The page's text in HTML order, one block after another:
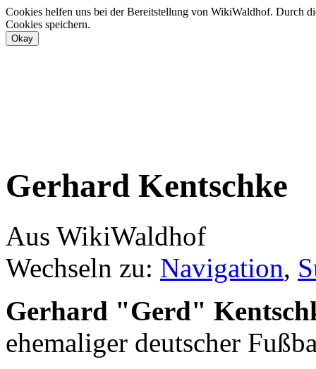
Cookies helfen uns bei der Bereitstellung von WikiWaldhof. Durch
Cookies speichern.
Gerhard Kentschke
Aus WikiWaldhof
Wechseln zu: Navigation,
Gerhard "Gerd"
ehemaliger deutscher